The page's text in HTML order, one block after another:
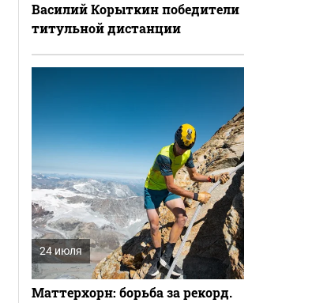
Василий Корыткин победители
титульной дистанции
24 июля
Маттерхорн: борьба за рекорд.